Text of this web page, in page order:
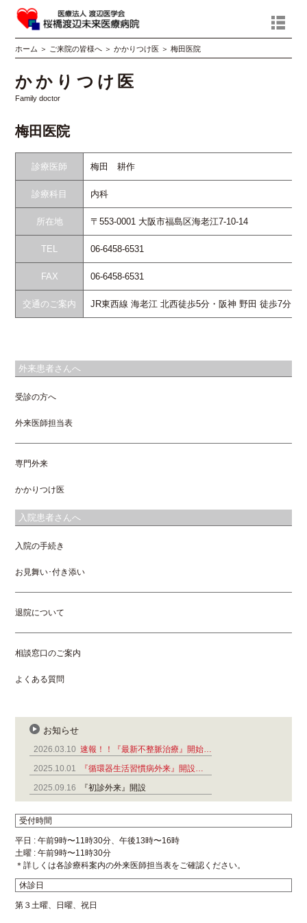
ホーム ＞ ご来院の皆様へ ＞かかりつけ医 ＞梅田医院
かかりつけ医
Family doctor
梅田医院
診療医師 梅田 耕作
診療科目 内科
所在地 〒553-0001 大阪市福島区海老江7-10-14
TEL 06-6458-6531
FAX 06-6458-6531
交通のご案内 JR東西線 海老江 北西徒歩5分・阪神 野田 徒歩7分
外来患者さんへ
受診の方へ
外来医師担当表
専門外来
かかりつけ医
入院患者さんへ
入院の手続き
お見舞い･付き添い
退院について
相談窓口のご案内
よくある質問
お知らせ
2026.03.10 速報！！『最新不整脈治療』開始…
2025.10.01
『循環器生活習慣病外来』開設…
2025.09.16
『初診外来』開設
受付時間
平日 : 午前9時〜11時30分、午後13時〜16時
土曜 : 午前9時〜11時30分
＊詳しくは各診療科案内の外来医師担当表をご確認ください。
休診日
第３土曜、日曜、祝日